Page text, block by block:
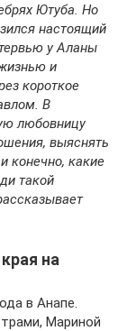
Ютуба. Но
настоящий
у Аланы
и
короткое
В
любовницу
выяснять
конечно, какие
такой
на
в Анапе.
Мариной